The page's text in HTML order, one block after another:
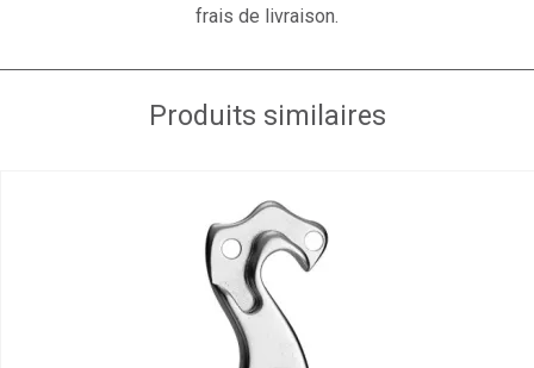
frais de livraison.
Produits similaires